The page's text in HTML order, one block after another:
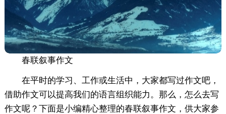
春联叙事作文
在平时的学习、工作或生活中，大家都写过作文吧，
借助作文可以提高我们的语言组织能力。那么，怎么去写
作文呢？下面是小编精心整理的春联叙事作文，供大家参